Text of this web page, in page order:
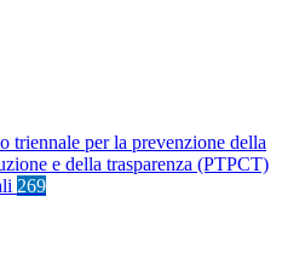
triennale per la prevenzione della
e della trasparenza (PTPCT)
269